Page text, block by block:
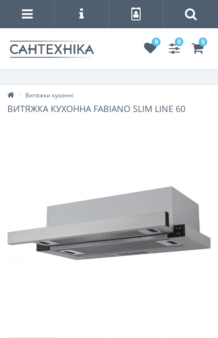
0 0 0
Витяжки кухонні
ВИТЯЖКА КУХОННА FABIANO SLIM LINE 60